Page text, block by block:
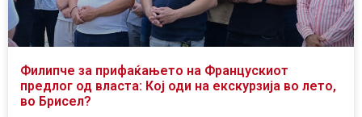
Филипче за прифаќањето на Францускиот
предлог од власта: Кој оди на екскурзија во лето,
во Брисел?